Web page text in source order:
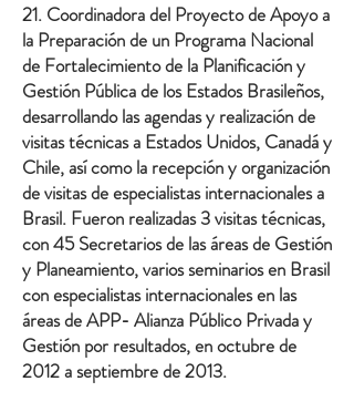
21. Coordinadora del Proyecto de Apoyo a
la Preparación de un Programa Nacional
de Fortalecimiento de la Planificación y
Gestión Pública de los Estados Brasileños,
desarrollando las agendas y realización de
visitas técnicas a Estados Unidos, Canadá y
Chile, así como la recepción y organización
de visitas de especialistas internacionales a
Brasil. Fueron realizadas 3 visitas técnicas,
con 45 Secretarios de las áreas de Gestión
y Planeamiento, varios seminarios en Brasil
con especialistas internacionales en las
áreas de APP- Alianza Público Privada y
Gestión por resultados, en octubre de
2012 a septiembre de 2013.